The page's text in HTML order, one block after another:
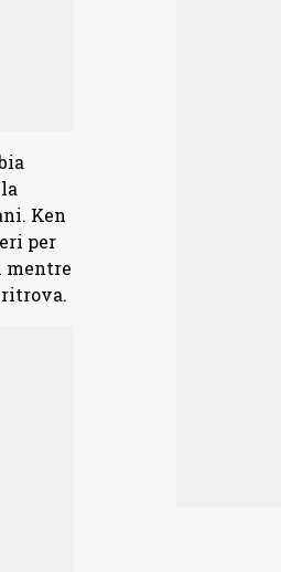
Ken
per
mentre
ritrova.